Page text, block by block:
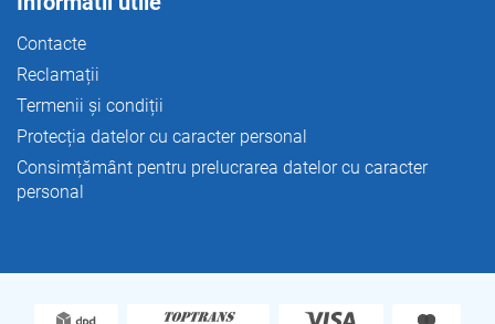
Contacte
Reclamații
Termenii și condiții
Protecția datelor cu caracter personal
Consimțământ pentru prelucrarea datelor cu caracter
personal